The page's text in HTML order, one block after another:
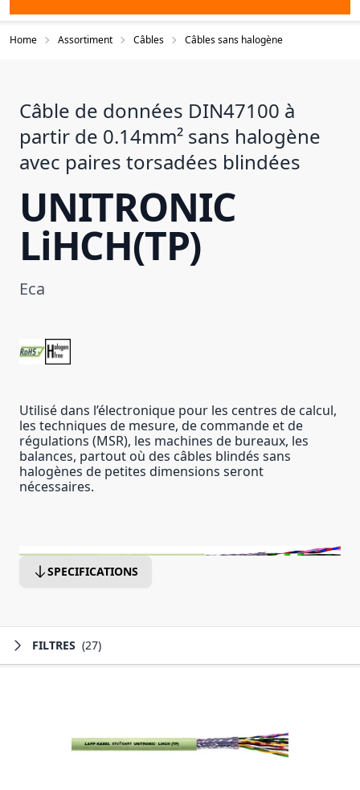
Home Assortiment Câbles Câbles sans halogène
Câble de données DIN47100 à
partir de 0.14mm² sans halogène
avec paires torsadées blindées
UNITRONIC
LiHCH(TP)
Eca
Utilisé dans l’électronique pour les centres de calcul,
les techniques de mesure, de commande et de
régulations (MSR), les machines de bureaux, les
balances, partout où des câbles blindés sans
halogènes de petites dimensions seront
nécessaires.
SPECIFICATIONS
FILTRES (27)